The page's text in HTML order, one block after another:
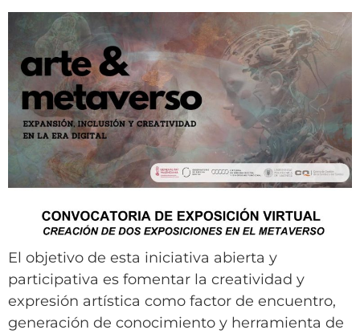
El objetivo de esta iniciativa abierta y
participativa es fomentar la creatividad y
expresión artística como factor de encuentro,
generación de conocimiento y herramienta de